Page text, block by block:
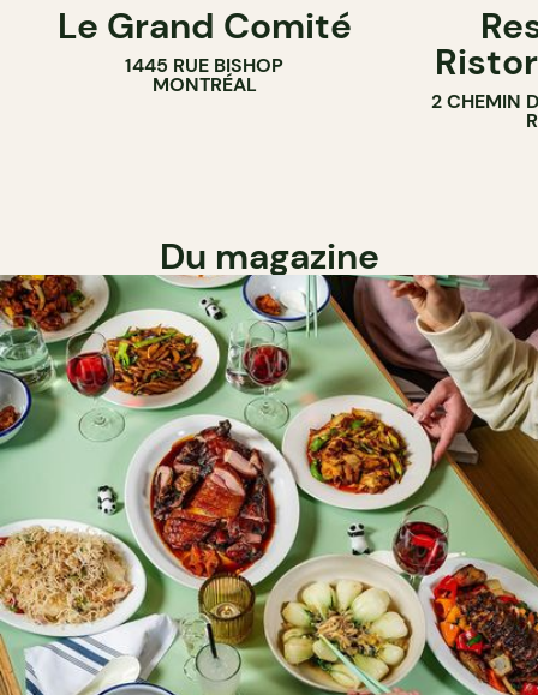
Le Grand Comité
1445 RUE BISHOP
MONTRÉAL
2 CHEMIN
Du magazine